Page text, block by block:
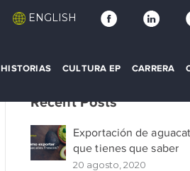
ENGLISH
HISTORIAS CULTURA EP CARRERA
Recent Posts
Exportación de
que tienes que saber
20 agosto, 2020